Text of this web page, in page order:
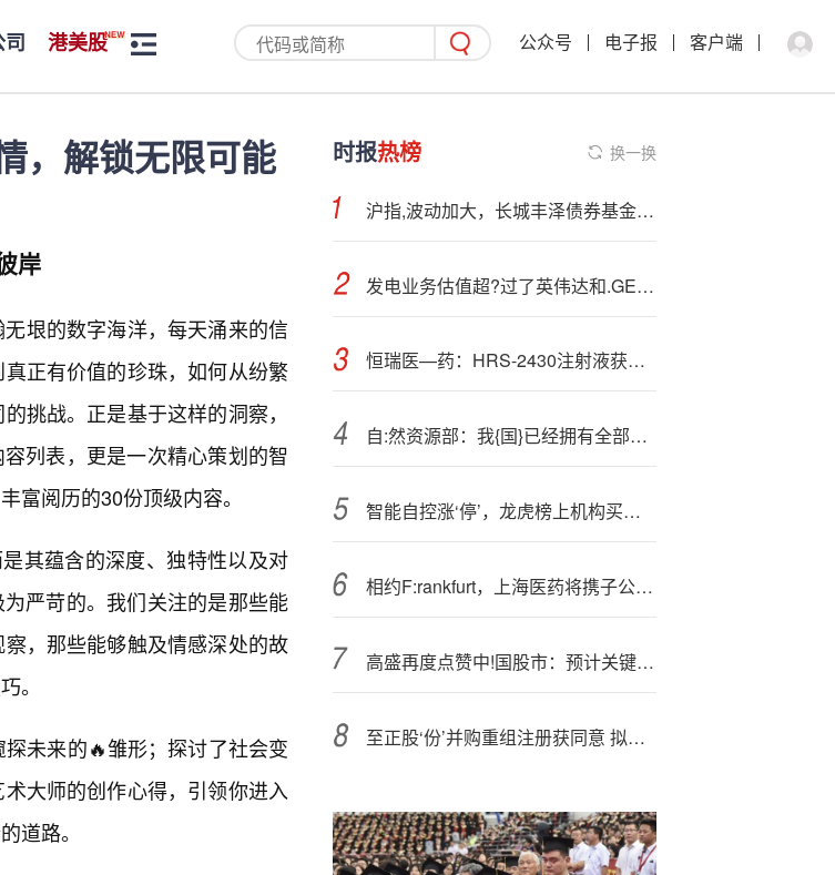
港美股 公众号 电子报 客户端
，解锁无限可能
岸
垠的数字海洋，每天涌来的信
正有价值的珍珠，如何从纷繁
挑战。正是基于这样的洞察，
列表，更是一次精心策划的智
富阅历的30份顶级内容。
其蕴含的深度、独特性以及对
严苛的。我们关注的是那些能
，那些能够触及情感深处的故
。
未来的🔥雏形；探讨了社会变
大师的创作心得，引领你进入
道路。
时报热榜 换一换
沪指,波动加大，长城丰泽债券基金力争提供“固收+”稳健之选
发电业务估值超?过了英伟达和.GE Vernova！大摩：卡特彼勒被严重高估
恒瑞医—药：HRS-2430注射液获得药物临床试验批准通知书
自:然资源部：我{国}已经拥有全部15个主要海洋产业
智能自控涨‘停’，龙虎榜上机构买入1132.82万元，卖出2464.86万元
相约F:rankfurt，上海医药将携子公司亮相CPHI Europe 2025
高盛再度点赞中!国股市：预计关键指数未来两年还有30%上涨空间
至正股‘份’并购重组注册获同意 拟收购AAMI之99.97%股权